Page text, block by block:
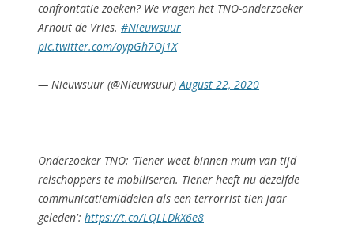
confrontatie zoeken? We vragen het TNO-onderzoeker
Arnout de Vries. #Nieuwsuur
pic.twitter.com/oypGh7Oj1X
— Nieuwsuur (@Nieuwsuur)August 22, 2020
Onderzoeker TNO: ‘Tiener weet binnen mum van tijd
relschoppers te mobiliseren. Tiener heeft nu dezelfde
communicatiemiddelen als een terrorrist tien jaar
geleden': https://t.co/LQLLDkX6e8